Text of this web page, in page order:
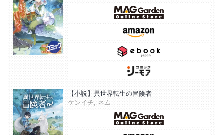
【小説】異世界転生の冒険者
ケンイチ, ネム